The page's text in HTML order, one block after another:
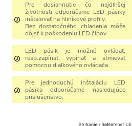
Pre dosiahnutie čo najdlhšej
životnosti odporúčame LED pásiky
inštalovať na hliníkové profily.
Bez dostatočného chladenia môže
dôjsť k poškodeniu LED čipov.
LED pásik je možné ovládať,
resp.zapínať, vypínať a stmievať
pomocou diaľkového ovládača.
Pre jednoduchú inštaláciu LED
pásika odporúčame nasledujúce
príslušenstvo.